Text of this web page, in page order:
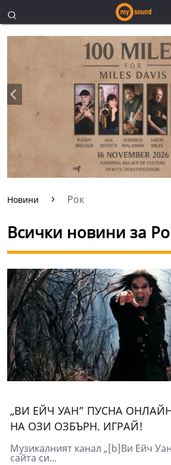
Новини Рок
Всички новини за
„ВИ ЕЙЧ УАН” ПУСНА
НА ОЗИ ОЗБЪРН. ИГРАЙ!
Музикалният канал „[b]Ви Ейч
сайта си...